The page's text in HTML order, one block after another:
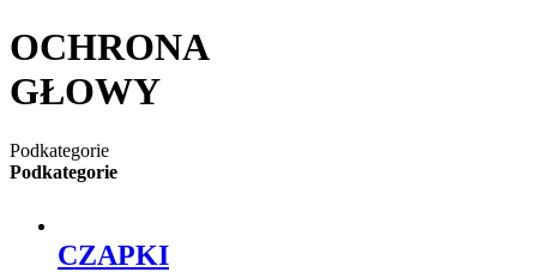
OCHRONA
GŁOWY
Podkategorie
Podkategorie
CZAPKI